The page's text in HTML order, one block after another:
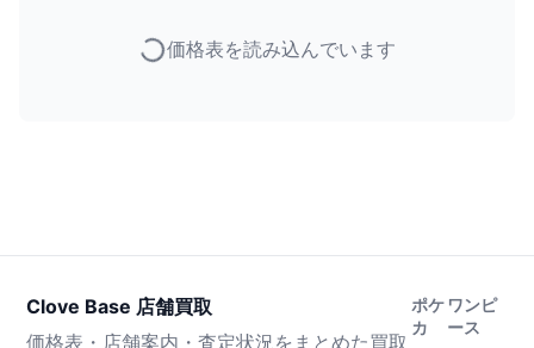
価格表を読み込んでいます
Clove Base 店舗買取
価格表・店舗案内・査定状況をまとめた買取
ポケ
カ
ワンピ
ース